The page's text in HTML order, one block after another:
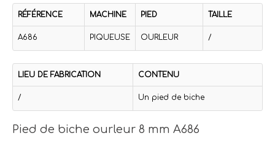
RÉFÉRENCE MACHINE PIED TAILLE
A686 PIQUEUSE OURLEUR /
LIEU DE FABRICATION CONTENU
/ Un pied de biche
Pied de biche ourleur 8 mm A686